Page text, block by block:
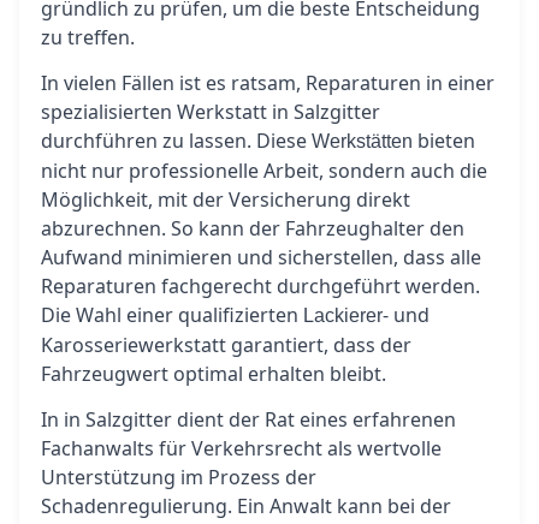
gründlich zu prüfen, um die beste Entscheidung
zu treffen.
In vielen Fällen ist es ratsam, Reparaturen in einer
spezialisierten Werkstatt in Salzgitter
durchführen zu lassen. Diese Werkstätten bieten
nicht nur professionelle Arbeit, sondern auch die
Möglichkeit, mit der Versicherung direkt
abzurechnen. So kann der Fahrzeughalter den
Aufwand minimieren und sicherstellen, dass alle
Reparaturen fachgerecht durchgeführt werden.
Die Wahl einer qualifizierten Lackierer- und
Karosseriewerkstatt garantiert, dass der
Fahrzeugwert optimal erhalten bleibt.
In in Salzgitter dient der Rat eines erfahrenen
Fachanwalts für Verkehrsrecht als wertvolle
Unterstützung im Prozess der
Schadenregulierung. Ein Anwalt kann bei der